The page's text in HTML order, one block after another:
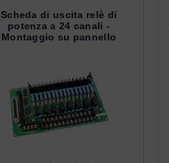
Scheda di uscita relè di
potenza a 24 canali -
Montaggio su pannello